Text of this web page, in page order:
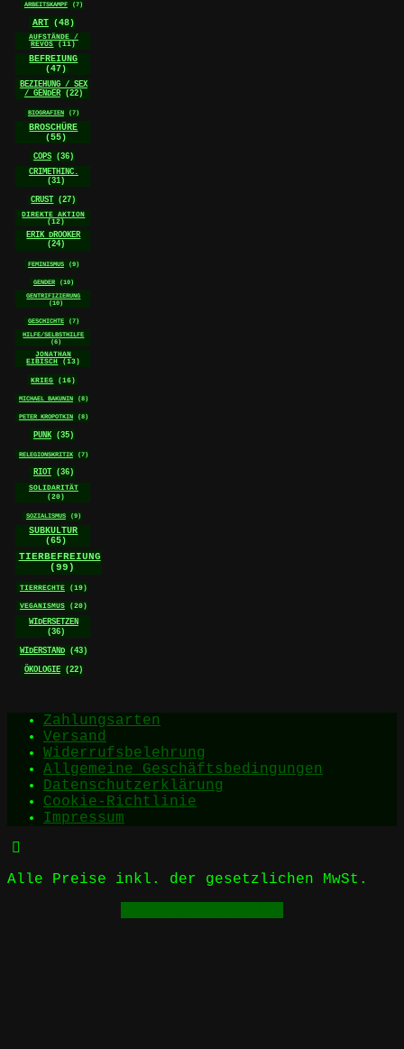
ARBEITSKAMPF (7)
ART (48)
AUFSTÄNDE /
REVOS
(11)
BEFREIUNG
(47)
BEZIEHUNG / SEX
/ GENDER
(22)
BIOGRAFIEN (7)
BROSCHÜRE
(55)
COPS (36)
CRIMETHINC.
(31)
CRUST (27)
DIREKTE AKTION
(12)
ERIK DROOKER
(24)
FEMINISMUS (9)
GENDER
(10)
GENTRIFIZIERUNG
(10)
GESCHICHTE
(7)
HILFE/SELBSTHILFE
(6)
JONATHAN
EIBISCH
(13)
KRIEG (16)
MICHAEL BAKUNIN (8)
PETER KROPOTKIN (8)
PUNK (35)
RELEGIONSKRITIK (7)
RIOT (36)
SOLIDARITÄT
(20)
SOZIALISMUS (9)
SUBKULTUR
(65)
TIERBEFREIUNG
(99)
TIERRECHTE (19)
VEGANISMUS (20)
WIDERSETZEN
(36)
WIDERSTAND (43)
ÖKOLOGIE (22)
Zahlungsarten
Versand
Widerrufsbelehrung
Allgemeine Geschäftsbedingungen
Datenschutzerklärung
Cookie-Richtlinie
Impressum
Alle Preise inkl. der gesetzlichen MwSt.